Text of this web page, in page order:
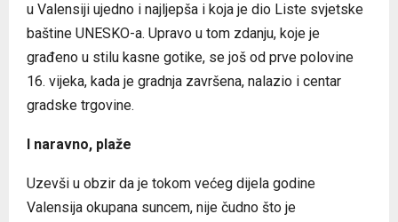
u Valensiji ujedno i najljepša i koja je dio Liste svjetske
baštine UNESKO-a. Upravo u tom zdanju, koje je
građeno u stilu kasne gotike, se još od prve polovine
16. vijeka, kada je gradnja završena, nalazio i centar
gradske trgovine.
I naravno, plaže
Uzevši u obzir da je tokom većeg dijela godine
Valensija okupana suncem, nije čudno što je